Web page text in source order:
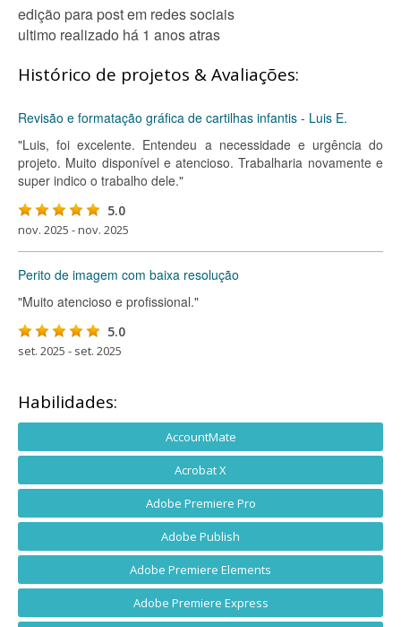
edição para post em redes sociais
ultimo realizado há 1 anos atras
Histórico de projetos & Avaliações:
Revisão e formatação gráfica de cartilhas infantis - Luis E.
"Luis, foi excelente. Entendeu a necessidade e urgência do
projeto. Muito disponível e atencioso. Trabalharia novamente e
super indico o trabalho dele."
5.0
nov. 2025 - nov. 2025
Perito de imagem com baixa resolução
"Muito atencioso e profissional."
5.0
set. 2025 - set. 2025
Habilidades:
AccountMate
Acrobat X
Adobe Premiere Pro
Adobe Publish
Adobe Premiere Elements
Adobe Premiere Express